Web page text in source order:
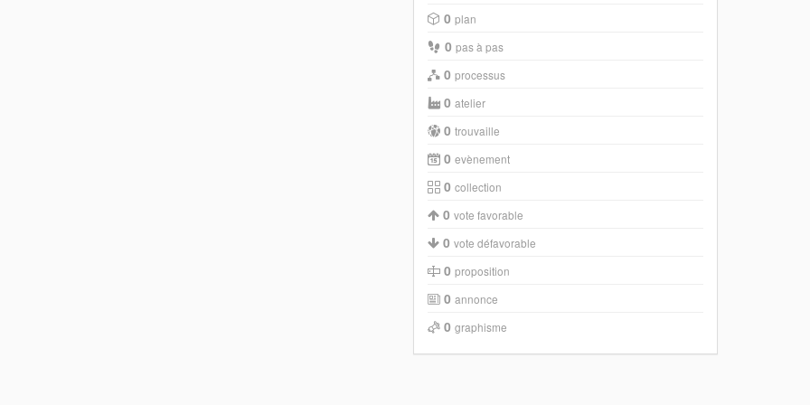
0 plan
0 pas à pas
0 processus
0 atelier
0 trouvaille
0 evènement
0 collection
0 vote favorable
0 vote défavorable
0 proposition
0 annonce
0 graphisme